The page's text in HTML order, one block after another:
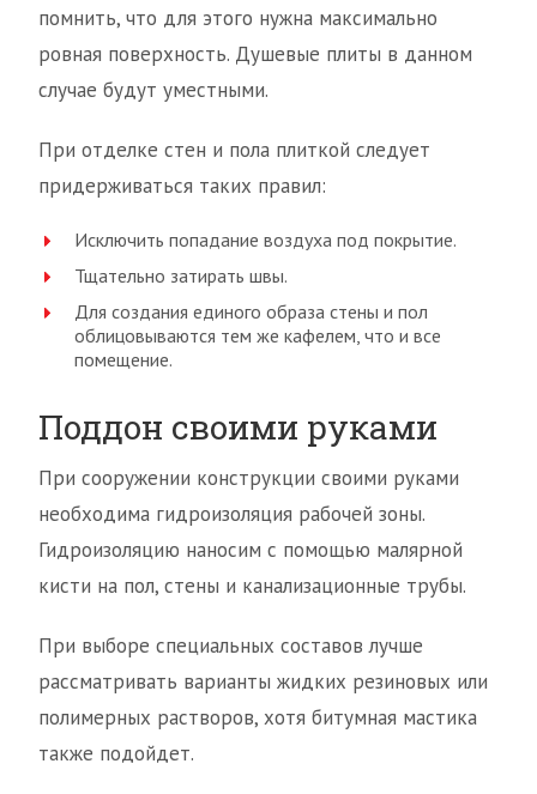
помнить, что для этого нужна максимально
ровная поверхность. Душевые плиты в данном
случае будут уместными.
При отделке стен и пола плиткой следует
придерживаться таких правил:
Исключить попадание воздуха под покрытие.
Тщательно затирать швы.
Для создания единого образа стены и пол
облицовываются тем же кафелем, что и все
помещение.
Поддон своими руками
При сооружении конструкции своими руками
необходима гидроизоляция рабочей зоны.
Гидроизоляцию наносим с помощью малярной
кисти на пол, стены и канализационные трубы.
При выборе специальных составов лучше
рассматривать варианты жидких резиновых или
полимерных растворов, хотя битумная мастика
также подойдет.